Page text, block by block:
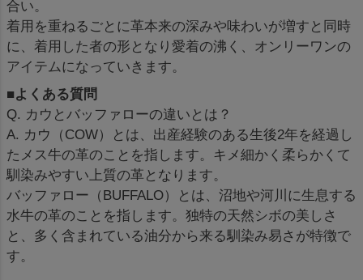
合い。
着用を重ねるごとに革本来の深みや味わいが増すと同時
に、着用した者の形となり愛着の沸く、オンリーワンの
アイテムになっていきます。
■よくある質問
Q. カウとバッファローの違いとは？
A. カウ（COW）とは、出産経験のある生後2年を経過し
たメス牛の革のことを指します。キメ細かく柔らかくて
馴染みやすい上質の革となります。
バッファロー（BUFFALO）とは、沼地や河川に生息する
水牛の革のことを指します。独特の天然シボの美しさ
と、多く含まれている油分から来る馴染み易さが特徴で
す。